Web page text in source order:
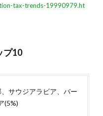
tax-trends-19990979.ht
プ10
サウジアラビア、バー
(5%)